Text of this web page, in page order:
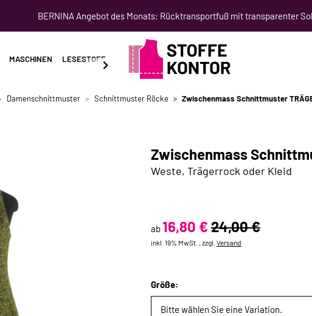
BERNINA Angebot des Monats: Rücktransportfuß mit transparenter
MASCHINEN LESESTOFF SCHNITTMUSTER NÄHKURSE
Damenschnittmuster Schnittmuster Röcke Zwischenmass Schnittmuster
Zwischenmass
Weste, Trägerrock oder Kleid
ab16,80 € 24,00 €
inkl. 19% MwSt. , zzgl. Versand
Größe:
Bitte wählen Sie eine Variation.